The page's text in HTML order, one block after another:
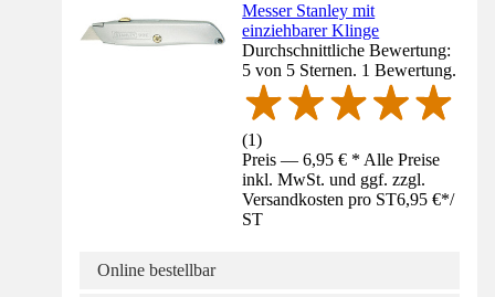
Messer Stanley mit
einziehbarer Klinge
Durchschnittliche Bewertung:
5 von 5 Sternen. 1 Bewertung.
(1)
Preis — 6,95 € * Alle Preise
inkl. MwSt. und ggf. zzgl.
Versandkosten pro ST6,95 €*/
ST
Online bestellbar